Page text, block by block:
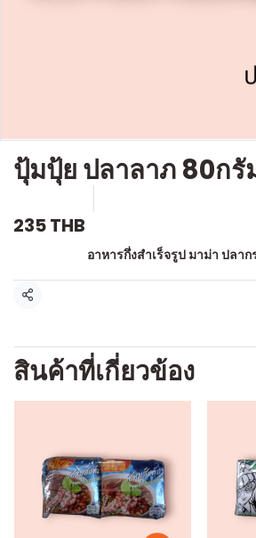
ปุ้มปุ้ย ปลาลาภ 80ก
235 THB
อาหารกึ่งสำเร็จรูป มาม่า ปลาก
แชร์
สินค้าที่เกี่ยวข้อง